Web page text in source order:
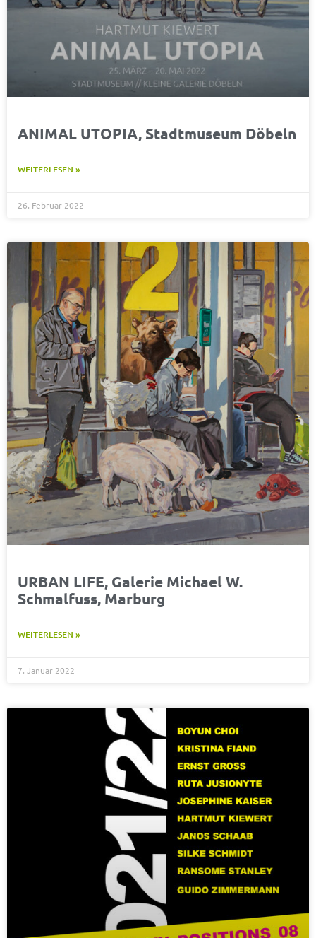
ANIMAL UTOPIA, Stadtmuseum Döbeln
WEITERLESEN »
26. Februar 2022
URBAN LIFE, Galerie Michael W.
Schmalfuss, Marburg
WEITERLESEN »
7. Januar 2022